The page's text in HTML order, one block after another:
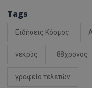
Tags
Ειδήσεις Κόσμος
νεκρός 88χρονος
γραφείο τελετών